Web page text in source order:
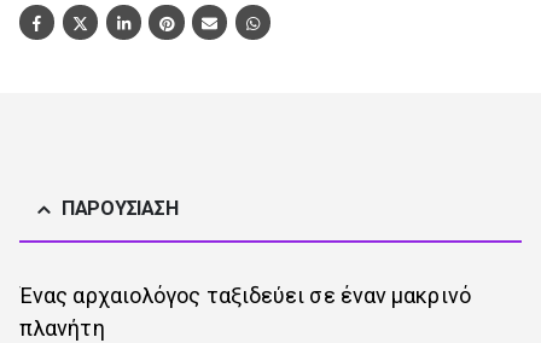
ΠΑΡΟΥΣΊΑΣΗ
Ένας αρχαιολόγος ταξιδεύει σε έναν μακρινό
πλανήτη